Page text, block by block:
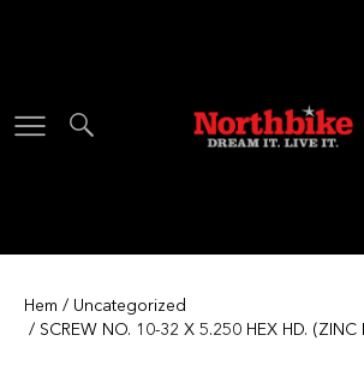
Hem / Uncategorized
/ SCREW NO. 10-32 X 5.250 HEX HD. (ZINC